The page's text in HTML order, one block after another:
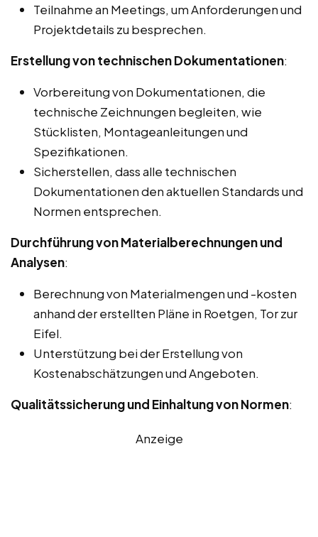
Teilnahme an Meetings, um Anforderungen und
Projektdetails zu besprechen.
Erstellung von technischen Dokumentationen:
Vorbereitung von Dokumentationen, die
technische Zeichnungen begleiten, wie
Stücklisten, Montageanleitungen und
Spezifikationen.
Sicherstellen, dass alle technischen
Dokumentationen den aktuellen Standards und
Normen entsprechen.
Durchführung von Materialberechnungen und
Analysen:
Berechnung von Materialmengen und -kosten
anhand der erstellten Pläne in Roetgen, Tor zur
Eifel.
Unterstützung bei der Erstellung von
Kostenabschätzungen und Angeboten.
Qualitätssicherung und Einhaltung von Normen:
Anzeige